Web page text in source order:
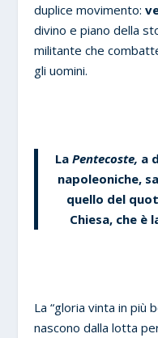
duplice movimento:
divino e piano della
militante che
gli uomini.
La Pentecoste, a
napoleoniche,
quello del
Chiesa, che è
La “gloria vinta in più
nascono dalla lotta